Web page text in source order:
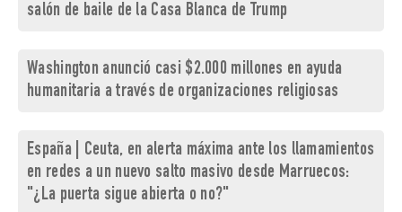
salón de baile de la Casa Blanca de Trump
Washington anunció casi $2.000 millones en ayuda
humanitaria a través de organizaciones religiosas
España | Ceuta, en alerta máxima ante los llamamientos
en redes a un nuevo salto masivo desde Marruecos:
"¿La puerta sigue abierta o no?"